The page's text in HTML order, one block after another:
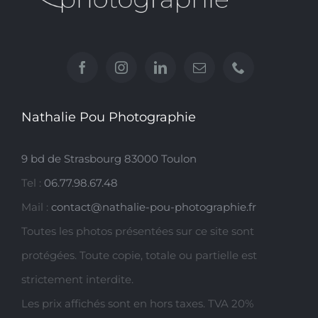
Nathalie Pou Photographie
9 bd de Strasbourg 83000 Toulon
Tel : 06.77.98.67.48
Mail : contact@nathalie-pou-photographie.fr
Toutes les photos présentées sur ce site sont
protégées. Toute copie, totale ou partielle est
strictement interdite.
Les prix affichés sont en hors taxes. TVA 20%